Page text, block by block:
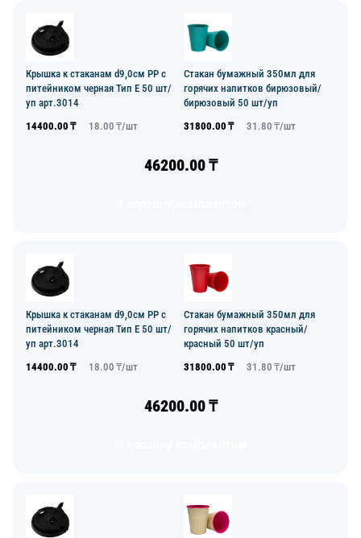
Крышка к стаканам d9,0см PP с
питейником черная Тип Е 50 шт/
уп арт.3014
14400.00 ₸ 18.00 ₸/шт
Стакан бумажный 350мл для
горячих напитков бирюзовый/
бирюзовый 50 шт/уп
31800.00 ₸ 31.80 ₸/шт
46200.00₸
Крышка к стаканам d9,0см PP с
питейником черная Тип Е 50 шт/
уп арт.3014
14400.00 ₸ 18.00 ₸/шт
Стакан бумажный 350мл для
горячих напитков красный/
красный 50 шт/уп
31800.00 ₸ 31.80 ₸/шт
46200.00₸